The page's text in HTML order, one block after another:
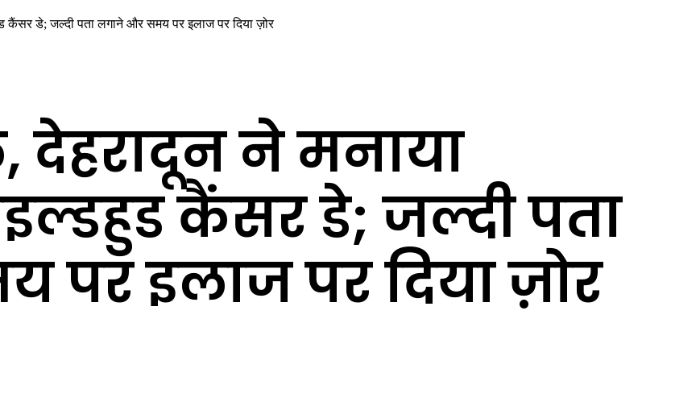
कैंसर डे; जल्दी पता लगाने और समय पर इलाज पर दिया ज़ोर
देहरादून ने मनाया
कैंसर डे; जल्दी पता
इलाज पर दिया ज़ोर